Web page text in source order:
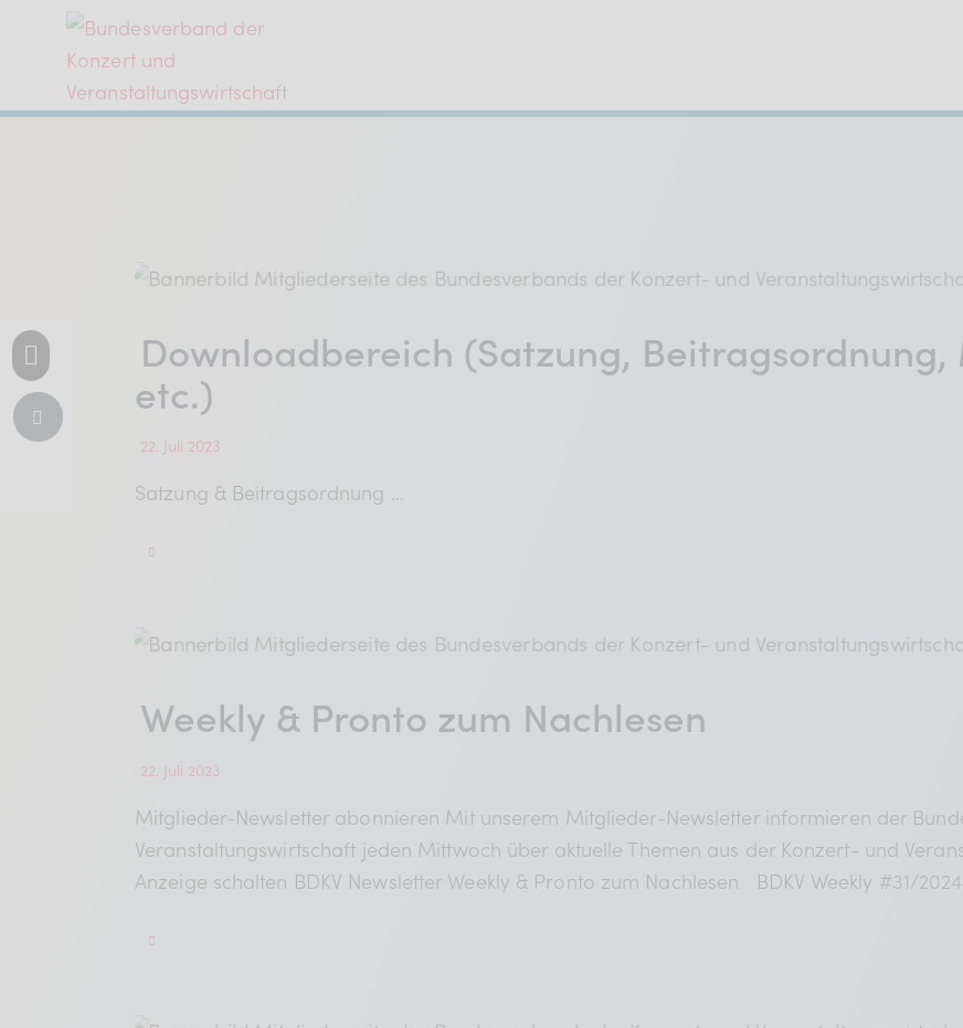
Downloadbereich (Satzung,
etc.)
22. Juli 2023
Satzung & Beitragsordnung …
Weekly & Pronto zum Nachlesen
22. Juli 2023
Mitglieder-Newsletter abonnieren Mit unserem Mitglieder-Newsletter informieren der
Veranstaltungswirtschaft jeden Mittwoch über aktuelle Themen aus der Konzert- und
Anzeige schalten BDKV Newsletter Weekly & Pronto zum Nachlesen BDKV Weekly #31/2024…
Services
Mitglied werden
Verband
BDKV Academy
Juristische Beratung und Services
Geldwerte Vorteile und Rabatte